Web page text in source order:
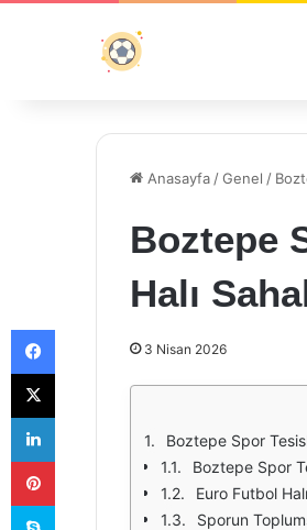
Anasayfa /Genel /
Boztepe
Halı
3 Nisan 2026
Boztepe Spor
Boztepe Spor
Euro Futbol
Sporun
Facebook
X
LinkedIn
Pinterest
Skype